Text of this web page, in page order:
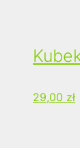
29,00 zł